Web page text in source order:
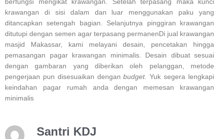
berfungsi mengikat krawangan. Setelah terpasang maka kunci
krawangan di sisi dalam dan luar menggunakan paku yang
ditancapkan setengah bagian. Selanjutnya pinggiran krawangan
ditutupi dengan semen agar terpasang permanenDi jual krawangan
masjid Makassar, kami melayani desain, pencetakan hingga
pemasangan pagar krawangan minimalis. Desain dibuat sesuai
dengan gambaran yang diberikan oleh pelanggan, metode
pengerjaan pun disesuaikan denganbudget. Yuk segera lengkapi
keindahan pagar rumah anda dengan memesan krawangan
minimalis
Santri KDJ